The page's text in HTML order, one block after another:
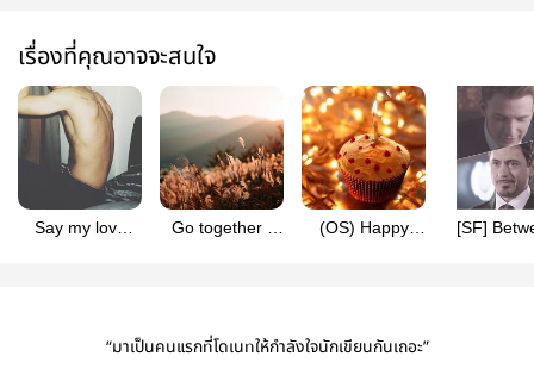
เรื่องที่คุณอาจจะสนใจ
Say my love
Go together |
(OS) Happy
[SF]
“มาเป็นคนแรกที่โดเนทให้กำลังใจนักเขียนกันเถอะ”